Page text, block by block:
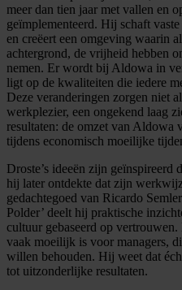
meer dan tien jaar met vallen en
geïmplementeerd. Hij schaft
en creëert een omgeving waarin
achtergrond, de vrijheid hebben
nemen. Er wordt bij Aldowa in
ligt op de kwaliteiten die iedere
Deze veranderingen zorgen niet
werkplezier, een ongekend laag
resultaten: de omzet van Aldowa
tijdens economisch moeilijke
Droste’s ideeën zijn
hij later ontdekte dat zijn
gedachtegoed van Ricardo
Polder’ deelt hij praktische
cultuur gebaseerd op
vaak moeilijk is voor managers,
willen behouden. Hij weet dat
tot uitzonderlijke resultaten.